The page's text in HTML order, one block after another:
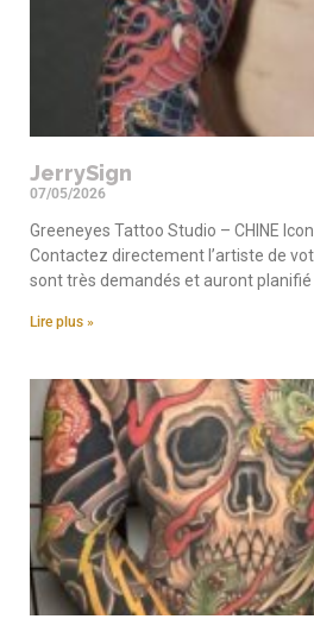
JerrySign
07/05/2026
Greeneyes Tattoo Studio – CHINE
Contactez directement l’artiste de
sont très demandés et auront
Lire plus »